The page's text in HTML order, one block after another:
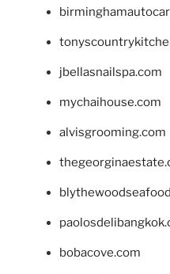
jbellasnailspa.com
mychaihouse.com
alvisgrooming.com
bobacove.com